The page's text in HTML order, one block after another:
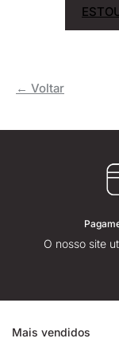
← Voltar
O nosso site
Mais vendidos